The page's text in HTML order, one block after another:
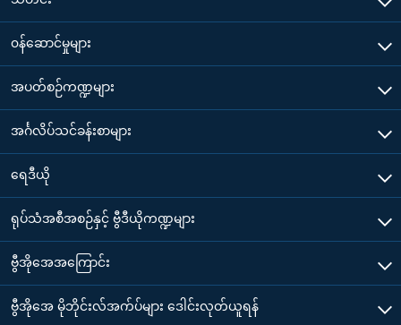
၀န်ဆောင်မှုများ
အပတ်စဉ်ကဏ္ဍများ
အင်္ဂလိပ်သင်ခန်းစာများ
ရေဒီယို
ရုပ်သံအစီအစဉ်နှင့် ဗွီဒီယိုကဏ္ဍများ
ဗွီအိုအေအကြောင်း
ဗွီအိုအေ မိုဘိုင်းလ်အက်ပ်များ ဒေါင်းလုတ်ယူရန်